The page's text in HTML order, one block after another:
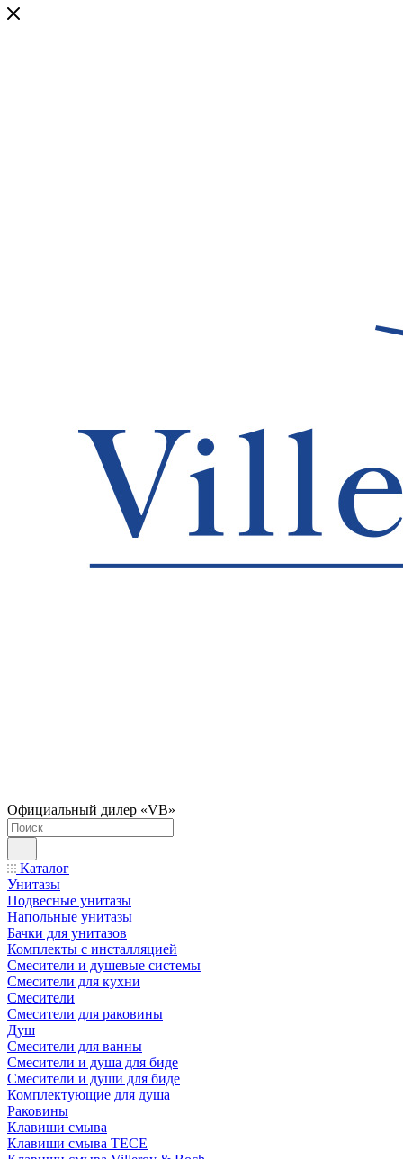
Официальный дилер «VB»
Каталог
Унитазы
Подвесные унитазы
Напольные унитазы
Бачки для унитазов
Комплекты с инсталляцией
Смесители и душевые системы
Смесители для кухни
Смесители
Смесители для раковины
Душ
Смесители для ванны
Смесители и душа для биде
Смесители и души для биде
Комплектующие для душа
Раковины
Клавиши смыва
Клавиши смыва TECE